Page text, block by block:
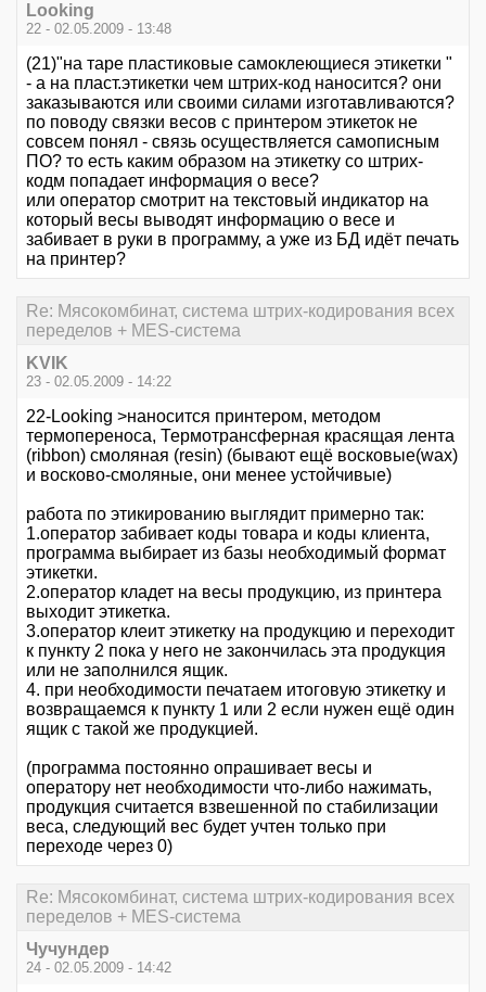
Looking
22 - 02.05.2009 - 13:48
(21)"на таре пластиковые самоклеющиеся этикетки "
- а на пласт.этикетки чем штрих-код наносится? они
заказываются или своими силами изготавливаются?
по поводу связки весов с принтером этикеток не
совсем понял - связь осуществляется самописным
ПО? то есть каким образом на этикетку со штрих-
кодм попадает информация о весе?
или оператор смотрит на текстовый индикатор на
который весы выводят информацию о весе и
забивает в руки в программу, а уже из БД идёт печать
на принтер?
Re: Мясокомбинат, система штрих-кодирования всех
переделов + MES-система
KVIK
23 - 02.05.2009 - 14:22
22-Looking >наносится принтером, методом
термопереноса, Термотрансферная красящая лента
(ribbon) смоляная (resin) (бывают ещё восковые(wax)
и восково-смоляные, они менее устойчивые)
работа по этикированию выглядит примерно так:
1.оператор забивает коды товара и коды клиента,
программа выбирает из базы необходимый формат
этикетки.
2.оператор кладет на весы продукцию, из принтера
выходит этикетка.
3.оператор клеит этикетку на продукцию и переходит
к пункту 2 пока у него не закончилась эта продукция
или не заполнился ящик.
4. при необходимости печатаем итоговую этикетку и
возвращаемся к пункту 1 или 2 если нужен ещё один
ящик с такой же продукцией.
(программа постоянно опрашивает весы и
оператору нет необходимости что-либо нажимать,
продукция считается взвешенной по стабилизации
веса, следующий вес будет учтен только при
переходе через 0)
Re: Мясокомбинат, система штрих-кодирования всех
переделов + MES-система
Чучундер
24 - 02.05.2009 - 14:42